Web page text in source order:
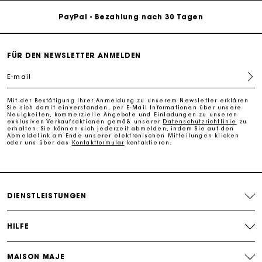
Kostenlose Lieferung innerhalb von 2-3 Tagen
PayPal - Bezahlung nach 30 Tagen
Die Maje-Geschenkkarte: Die beste Möglichkeit, das
FÜR DEN NEWSLETTER ANMELDEN
E-mail
Mit der Bestätigung Ihrer Anmeldung zu unserem Newsletter erklären
Sie sich damit einverstanden, per E-Mail Informationen über unsere
Neuigkeiten, kommerzielle Angebote und Einladungen zu unseren
exklusiven Verkaufsaktionen gemäß unserer Datenschutzrichtlinie
zu
erhalten. Sie können sich jederzeit abmelden, indem Sie auf den
Abmeldelink am Ende unserer elektronischen Mitteilungen klicken
oder uns über das
Kontaktformular kontaktieren.
DIENSTLEISTUNGEN
HILFE
MAISON MAJE